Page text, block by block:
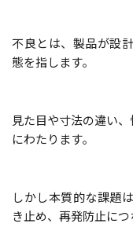
不良とは、製品が設
態を指します。
見た目や寸法の違い
にわたります。
しかし本質的な課題
き止め、再発防止につ